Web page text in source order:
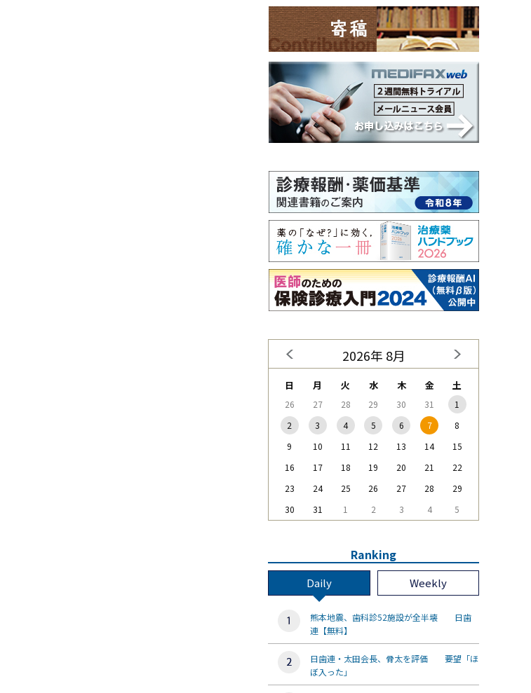
2026年 8月
日 月 火 水 木 金 土
26 27 28 29 30 31
1
2
3 4 5 6 7
8
9
10 11 12 13 14
15
16
17 18 19 20 21
22
23
24 25 26 27 28
29
30
31 1 2 3 4 5
Ranking
Daily Weekly
熊本地震、歯科診52施設が全半壊 日歯
連【無料】
日歯連・太田会長、骨太を評価 要望「ほ
ぼ入った」